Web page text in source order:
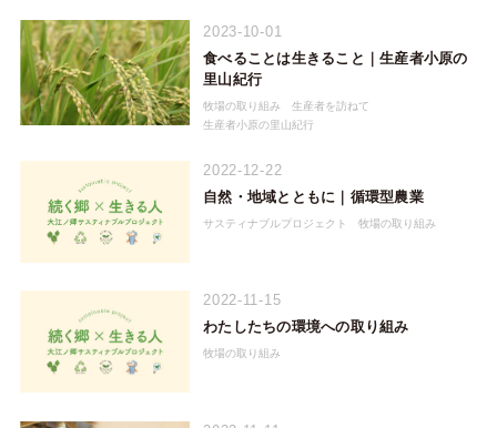
2023-10-01
食べることは生きること｜生産者小原の
里山紀行
牧場の取り組み
生産者を訪ねて
生産者小原の里山紀行
2022-12-22
自然・地域とともに｜循環型農業
サスティナブルプロジェクト 牧場の取り組み
2022-11-15
わたしたちの環境への取り組み
牧場の取り組み